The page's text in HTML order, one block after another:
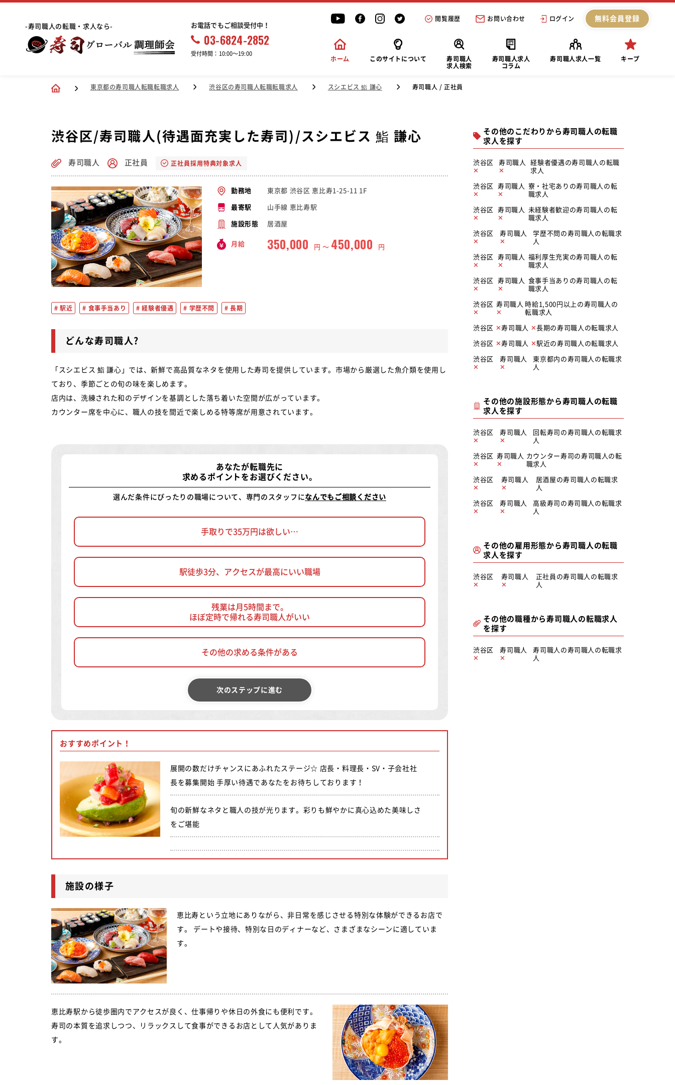
-寿司職人の転職・求人なら- お電話でもご相談受付中！
03-6824-2852
受付時間：10:00〜19:00
閲覧履歴 お問い合わせ ログイン 無料会員登録
ホーム このサイトについて
寿司職人
求人検索
寿司職人求人
コラム
寿司職人求人一覧 キープ
東京都の寿司職人転職転職求人 渋谷区の寿司職人転職転職求人 スシエビス 鮨 謙心 寿司職人 / 正社員
渋谷区/寿司職人(待遇面充実した寿司)/スシエビス 鮨 謙心
寿司職人 正社員 正社員採用特典対象求人
勤務地 東京都 渋谷区 恵比寿1-25-11 1F
最寄駅 山手線 恵比寿駅
施設形態 居酒屋
月給 350,000 円 〜 450,000 円
駅近 食事手当あり 経験者優遇 学歴不問 長期
どんな寿司職人?
「スシエビス 鮨 謙心」では、新鮮で高品質なネタを使用した寿司を提供しています。市場から厳選した魚介類を使用し
ており、季節ごとの旬の味を楽しめます。
店内は、洗練された和のデザインを基調とした落ち着いた空間が広がっています。
カウンター席を中心に、職人の技を間近で楽しめる特等席が用意されています。
あなたが転職先に
求めるポイントをお選びください。
選んだ条件にぴったりの職場について、専門のスタッフになんでもご相談ください
手取りで35万円は欲しい…
駅徒歩3分、アクセスが最高にいい職場
残業は月5時間まで。
ほぼ定時で帰れる寿司職人がいい
その他の求める条件がある
次のステップに進む
おすすめポイント！
展開の数だけチャンスにあふれたステージ☆ 店長・料理長・SV・子会社社
長を募集開始 手厚い待遇であなたをお待ちしております！
旬の新鮮なネタと職人の技が光ります。彩りも鮮やかに真心込めた美味しさ
をご堪能
施設の様子
恵比寿という立地にありながら、非日常を感じさせる特別な体験ができるお店で
す。 デートや接待、特別な日のディナーなど、さまざまなシーンに適していま
す。
恵比寿駅から徒歩圏内でアクセスが良く、仕事帰りや休日の外食にも便利です。
寿司の本質を追求しつつ、リラックスして食事ができるお店として人気がありま
す。
その他のこだわりから寿司職人の転職
求人を探す
渋谷区 寿司職人
経験者優遇の寿司職人の転職
求人
渋谷区 寿司職人
寮・社宅ありの寿司職人の転
職求人
渋谷区 寿司職人
未経験者歓迎の寿司職人の転
職求人
渋谷区 寿司職人
学歴不問の寿司職人の転職求
人
渋谷区 寿司職人
福利厚生充実の寿司職人の転
職求人
渋谷区 寿司職人
食事手当ありの寿司職人の転
職求人
渋谷区 寿司職人
時給1,500円以上の寿司職人の
転職求人
渋谷区 寿司職人 長期の寿司職人の転職求人
渋谷区 寿司職人 駅近の寿司職人の転職求人
渋谷区 寿司職人
東京都内の寿司職人の転職求
人
その他の施設形態から寿司職人の転職
求人を探す
渋谷区 寿司職人
回転寿司の寿司職人の転職求
人
渋谷区 寿司職人
カウンター寿司の寿司職人の転
職求人
渋谷区 寿司職人
居酒屋の寿司職人の転職求
人
渋谷区 寿司職人
高級寿司の寿司職人の転職求
人
その他の雇用形態から寿司職人の転職
求人を探す
渋谷区 寿司職人
正社員の寿司職人の転職求
人
その他の職種から寿司職人の転職求人
を探す
渋谷区 寿司職人
寿司職人の寿司職人の転職求
人